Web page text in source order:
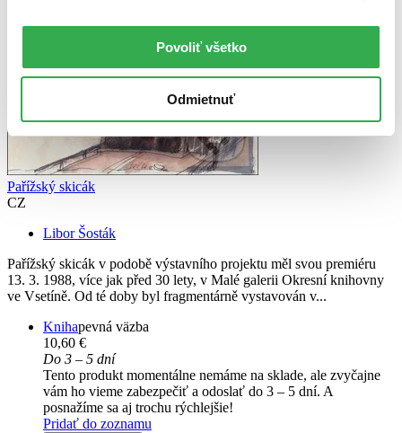
Povoliť všetko
Odmietnuť
Pařížský skicák
CZ
Libor Šosták
Pařížský skicák v podobě výstavního projektu měl svou premiéru
13. 3. 1988, více jak před 30 lety, v Malé galerii Okresní knihovny
ve Vsetíně. Od té doby byl fragmentárně vystavován v...
Knihapevná väzba
10,60 €
Do 3 – 5 dní
Tento produkt momentálne nemáme na sklade, ale zvyčajne
vám ho vieme zabezpečiť a odoslať do 3 – 5 dní. A
posnažíme sa aj trochu rýchlejšie!
Pridať do zoznamu